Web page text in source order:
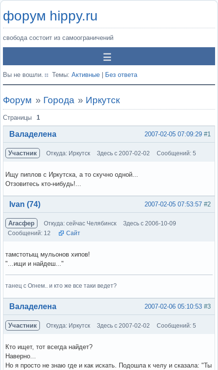
форум hippy.ru
свобода состоит из самоограничений
Вы не вошли. Темы: Активные Без ответа
Форум » Города » Иркутск
Страницы 1
#1
2007-02-05 07:09:29
Валаделена
Участник Откуда: Иркутск Здесь с 2007-02-02 Сообщений: 5
Ищу пиплов с Иркутска, а то скучно одной...
Отзовитесь кто-нибудь!...
Вне форума #2
2007-02-05 07:53:57
Ivan (74)
Агасфер Откуда: сейчас Челябинск
Здесь с 2006-10-09
Сообщений: 12
Сайт
тамстотыщ мульонов хипов!
"...ищи и найдеш..."
танец с Огнем.. и кто же все таки ведет?
Вне форума #3
2007-02-06 05:10:53
Валаделена
Участник Откуда: Иркутск Здесь с 2007-02-02 Сообщений: 5
Кто ищет, тот всегда найдет?
Наверно...
Но я просто не знаю где и как искать. Подошла к челу и сказала: "Ты